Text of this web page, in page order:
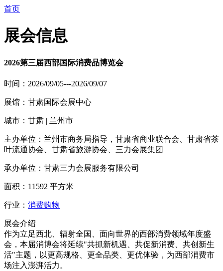
首页
展会信息
2026第三届西部国际消费品博览会
时间：2026/09/05---2026/09/07
展馆：甘肃国际会展中心
城市：甘肃 | 兰州市
主办单位：兰州市商务局指导，甘肃省商业联合会、甘肃省茶
叶流通协会、甘肃省旅游协会、三力会展集团
承办单位：甘肃三力会展服务有限公司
面积：11592 平方米
行业： 消费购物
展会介绍
作为立足西北、辐射全国、面向世界的西部消费领域年度盛
会，本届消博会将延续"共抓新机遇、共促新消费、共创新生
活"主题，以更高规格、更全品类、更优体验，为西部消费市
场注入澎湃活力。